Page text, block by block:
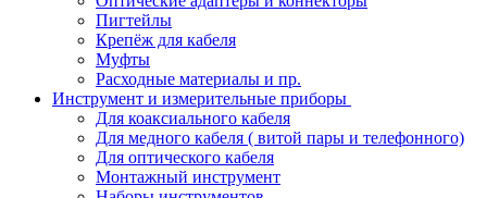
Пигтейлы
Крепёж для кабеля
Муфты
Расходные материалы и пр.
Инструмент и измерительные приборы
Для коаксиального кабеля
Для медного кабеля ( витой пары и телефонного)
Для оптического кабеля
Монтажный инструмент